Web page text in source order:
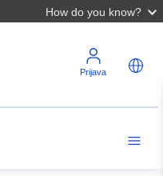
How do you know?
Prijava